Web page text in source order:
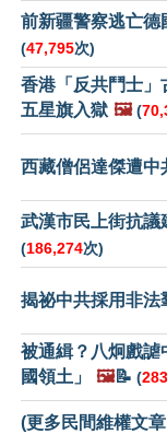
前新疆警察逃亡德
(47,795次)
香港「反共鬥士」
五星旗入獄 🖼️ (
西藏僧侶達傑遭中
武漢市民上街抗議
(186,274次)
揭祕中共採用非法
被通緝？八炯戲謔
國領土」
🖼️📝 (
(更多民間維權文章